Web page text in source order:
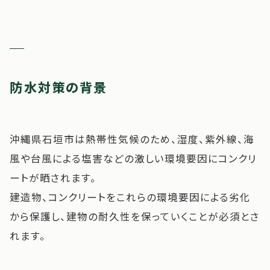
防水対策の背景
沖縄県石垣市は熱帯性気候のため、湿度、紫外線、海
風や台風による塩害などの激しい環境要因にコンクリ
ートが晒されます。
建造物、コンクリートをこれらの環境要因による劣化
から保護し、建物の耐久性を保っていくことが必須とさ
れます。